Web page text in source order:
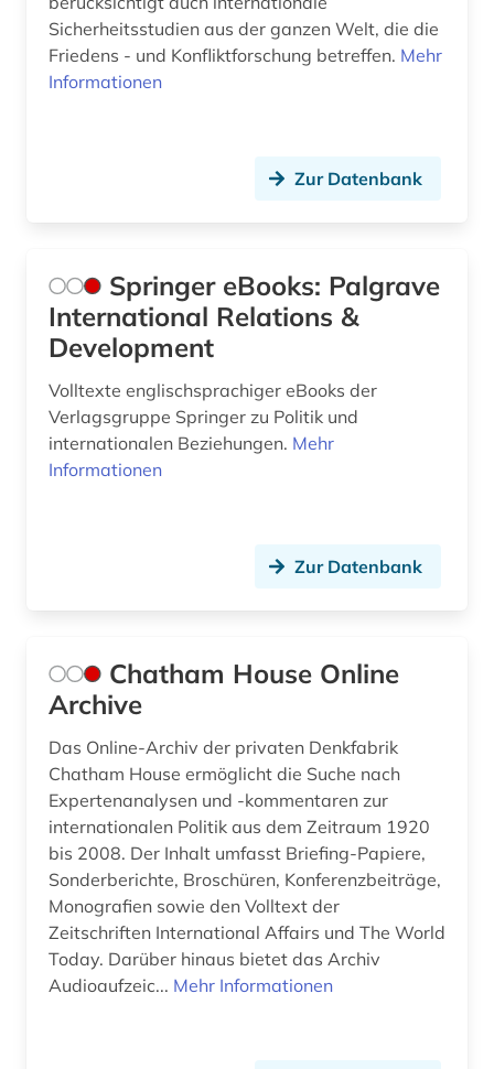
Sicherheitsstudien aus der ganzen Welt, die die
Friedens - und Konfliktforschung betreffen. Mehr
Informationen
Zur Datenbank
Springer eBooks: Palgrave
International Relations &
Development
Volltexte englischsprachiger eBooks der
Verlagsgruppe Springer zu Politik und
internationalen Beziehungen. Mehr
Informationen
Zur Datenbank
Chatham House Online
Archive
Das Online-Archiv der privaten Denkfabrik
Chatham House ermöglicht die Suche nach
Expertenanalysen und -kommentaren zur
internationalen Politik aus dem Zeitraum 1920
bis 2008. Der Inhalt umfasst Briefing-Papiere,
Sonderberichte, Broschüren, Konferenzbeiträge,
Monografien sowie den Volltext der
Zeitschriften International Affairs und The World
Today. Darüber hinaus bietet das Archiv
Audioaufzeic... Mehr Informationen